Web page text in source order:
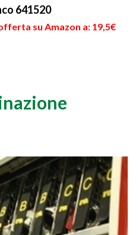
641520
su Amazon a: 19,5€